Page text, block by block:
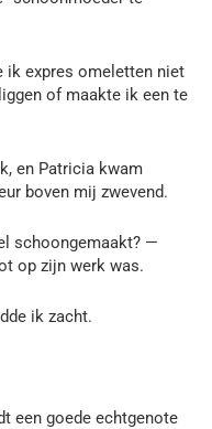
ik expres omeletten niet
of maakte ik een te
en Patricia kwam
boven mij zwevend.
schoongemaakt? —
op zijn werk was.
ik zacht.
een goede echtgenote